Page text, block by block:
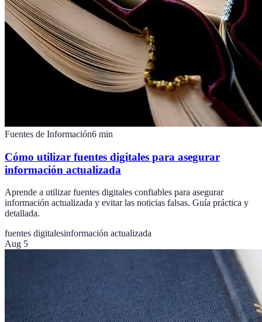
Fuentes de Información6 min
Cómo utilizar fuentes digitales para asegurar
información actualizada
Aprende a utilizar fuentes digitales confiables para asegurar
información actualizada y evitar las noticias falsas. Guía práctica y
detallada.
fuentes digitalesinformación actualizada
Aug 5